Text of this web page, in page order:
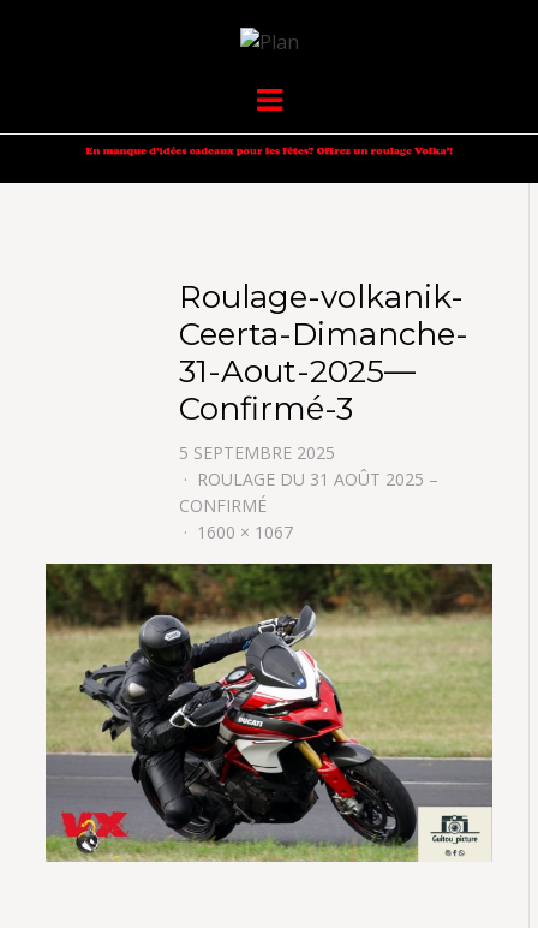
VOLKANIK-
ENDURANCE
Menu
Roulage-volkanik-
Ceerta-Dimanche-
31-Aout-2025—
Confirmé-3
5 SEPTEMBRE 2025
ROULAGE DU 31 AOÛT 2025 –
CONFIRMÉ
1600 × 1067